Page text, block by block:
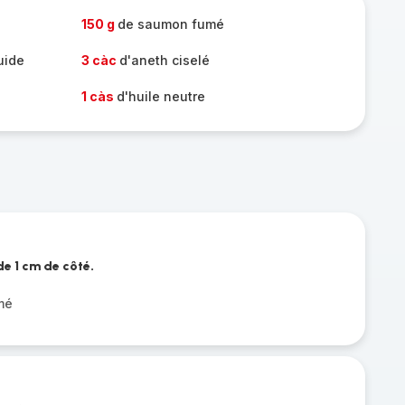
150 g de saumon fumé
3 càc d'aneth ciselé
1 càs d'huile neutre
1 cm de côté.